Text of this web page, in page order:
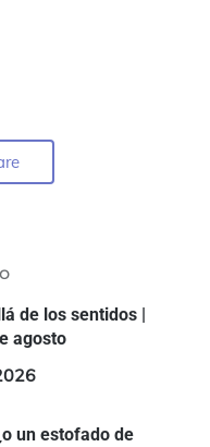
de los sentidos |
agosto
un estofado de